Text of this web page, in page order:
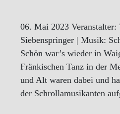
06. Mai 2023 Veranstalter:
Siebenspringer | Musik:
Schön war’s wieder in
Fränkischen Tanz in der
und Alt waren dabei und
der Schrollamusikanten